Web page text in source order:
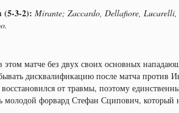
(5-3-2): Mirante; Zaccardo, Dellafiore,
этом матче без двух своих основных
дисквалификацию после матча против
от травмы, поэтому
молодой форвард Стефан Сципович, который